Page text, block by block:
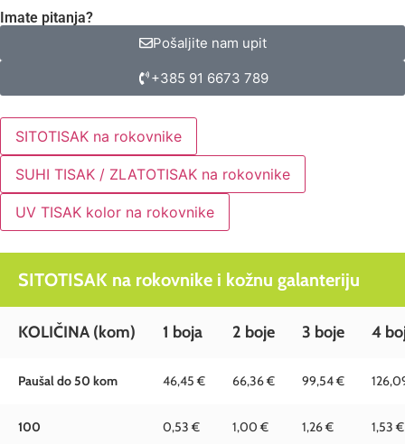
Imate pitanja?
Pošaljite nam upit
+385 91 6673 789
SITOTISAK na rokovnike
SUHI TISAK / ZLATOTISAK na rokovnike
UV TISAK kolor na rokovnike
SITOTISAK na rokovnike i kožnu galanteriju
KOLIČINA (kom) 1 boja 2 boje 3 boje 4
Paušal do 50 kom 46,45 € 66,36 € 99,54 €
100 0,53 € 1,00 € 1,26 € 1,53 €